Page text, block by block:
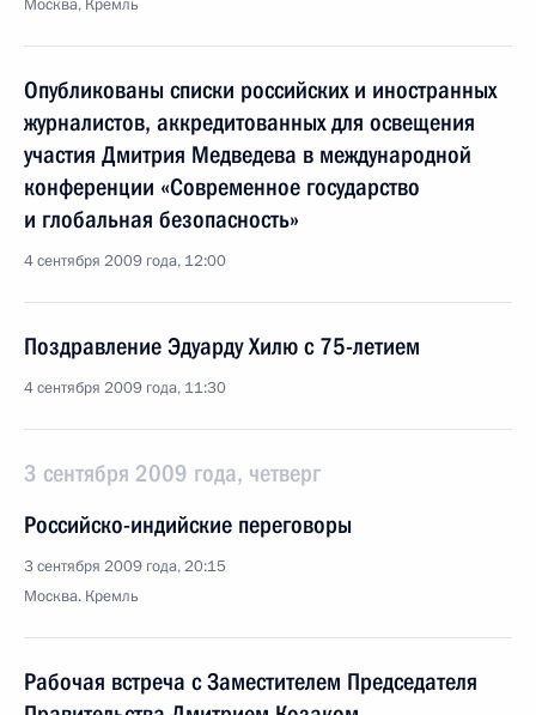
Москва, Кремль
Опубликованы списки российских и иностранных
журналистов, аккредитованных для освещения
участия Дмитрия Медведева в международной
конференции «Современное государство
и глобальная безопасность»
4 сентября 2009 года, 12:00
Поздравление Эдуарду Хилю с 75-летием
4 сентября 2009 года, 11:30
3 сентября 2009 года, четверг
Российско-индийские переговоры
3 сентября 2009 года, 20:15
Москва. Кремль
Рабочая встреча с Заместителем Председателя